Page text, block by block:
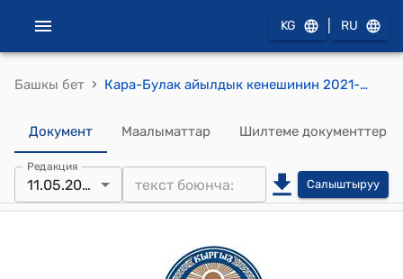
KG RU
Башкы бет › Кара-Булак айылдык кенешинин 2021-жылдын 11-майындагы № 5 "Кара-Булак айыл аймагынын айылдык Кеңешинин сессияларында кабыл алынган токтомдор мамлекеттик тилде гана кабыл алуу жөнүндө" токтому
Документ Маалыматтар Шилтеме документтер
Редакция
11.05.2021 Салыштыруу